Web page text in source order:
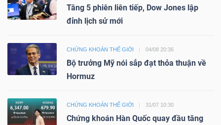
Tăng 5 phiên liên tiếp, Dow Jones lập
đỉnh lịch sử mới
CHỨNG KHOÁN THẾ GIỚI 04/08 20:36
Bộ trưởng Mỹ nói sắp đạt thỏa thuận về
Hormuz
CHỨNG KHOÁN THẾ GIỚI 31/07 10:30
Chứng khoán Hàn Quốc quay đầu tăng